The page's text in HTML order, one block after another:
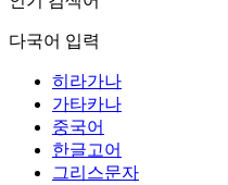
다국어 입력
히라가나
가타카나
중국어
한글고어
그리스문자